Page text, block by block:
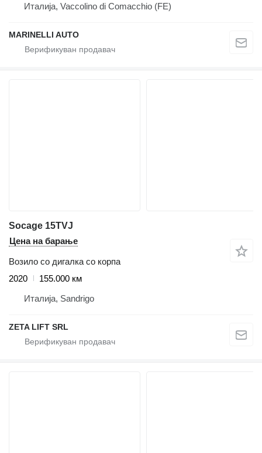
Италија, Vaccolino di Comacchio (FE)
MARINELLI AUTO
Socage 15TVJ
Цена на барање
Возило со дигалка со корпа
2020
155.000 км
Италија, Sandrigo
ZETA LIFT SRL